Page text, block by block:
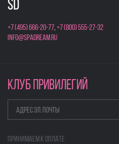
+7 (495) 666-20-77,+7 (800) 555-27-32
info@spadream.ru
КЛУБ ПРИВИЛЕГИЙ
Принимаем к оплате